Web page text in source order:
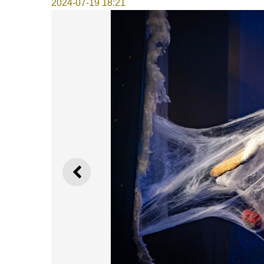
2024-07-19 18:21
上一則